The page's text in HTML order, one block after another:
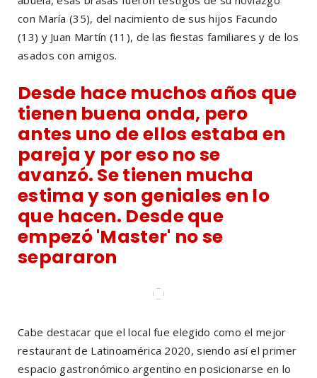
con María (35), del nacimiento de sus hijos Facundo
(13) y Juan Martín (11), de las fiestas familiares y de los
asados con amigos.
Desde hace muchos años que
tienen buena onda, pero
antes uno de ellos estaba en
pareja y por eso no se
avanzó. Se tienen mucha
estima y son geniales en lo
que hacen. Desde que
empezó 'Master' no se
separaron
Cabe destacar que el local fue elegido como el mejor
restaurant de Latinoamérica 2020, siendo así el primer
espacio gastronómico argentino en posicionarse en lo